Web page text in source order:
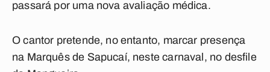
passará por uma nova avaliação médica.
O cantor pretende, no entanto, marcar presença
na Marquês de Sapucaí, neste carnaval, no desfile